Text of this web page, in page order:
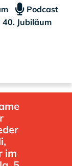
Podcast
40. Jubiläum
im